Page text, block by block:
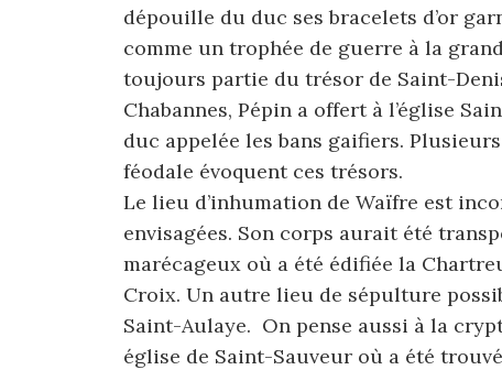
dépouille du duc ses bracelets d’or
comme un trophée de guerre à la
toujours partie du trésor de Saint-
Chabannes, Pépin a offert à l’église
duc appelée les bans gaifiers.
féodale évoquent ces trésors.
Le lieu d’inhumation de Waïfre est
envisagées. Son corps aurait été
marécageux où a été édifiée la
Croix. Un autre lieu de sépulture
Saint-Aulaye. On pense aussi à la
église de Saint-Sauveur où a été